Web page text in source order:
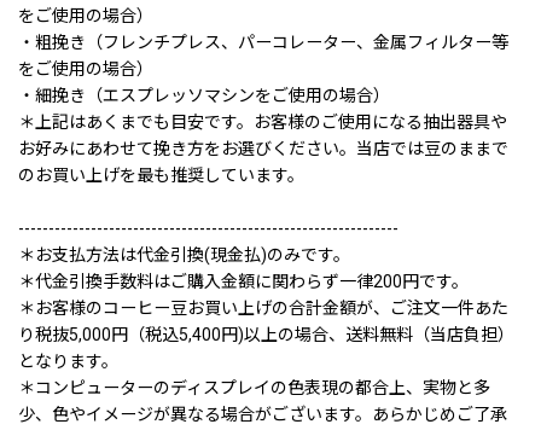
をご使用の場合）
・粗挽き（フレンチプレス、パーコレーター、金属フィルター等
をご使用の場合）
・細挽き（エスプレッソマシンをご使用の場合）
＊上記はあくまでも目安です。お客様のご使用になる抽出器具や
お好みにあわせて挽き方をお選びください。当店では豆のままで
のお買い上げを最も推奨しています。
---------------------------------------------------------------
＊お支払方法は代金引換(現金払)のみです。
＊代金引換手数料はご購入金額に関わらず一律200円です。
＊お客様のコーヒー豆お買い上げの合計金額が、ご注文一件あた
り税抜5,000円（税込5,400円)以上の場合、送料無料（当店負担）
となります。
＊コンピューターのディスプレイの色表現の都合上、実物と多
少、色やイメージが異なる場合がございます。あらかじめご了承